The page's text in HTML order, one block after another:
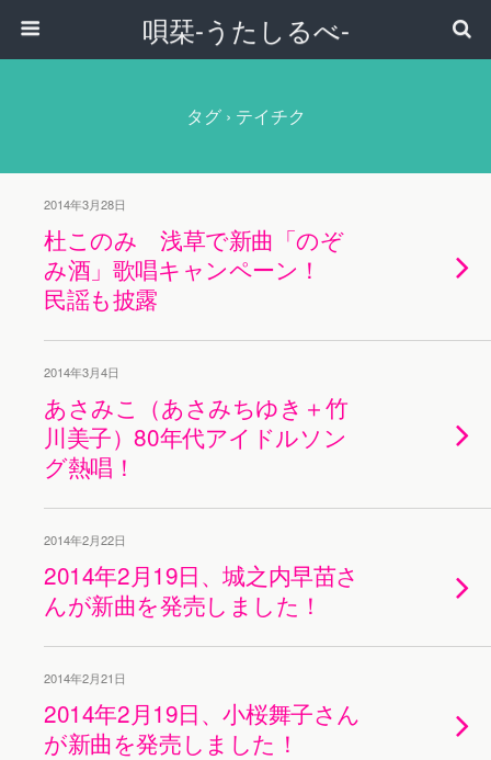
唄栞-うたしるべ-
タグ › テイチク
2014年3月28日
杜このみ 浅草で新曲「のぞ
み酒」歌唱キャンペーン！
民謡も披露
2014年3月4日
あさみこ（あさみちゆき＋竹
川美子）80年代アイドルソン
グ熱唱！
2014年2月22日
2014年2月19日、城之内早苗さ
んが新曲を発売しました！
2014年2月21日
2014年2月19日、小桜舞子さん
が新曲を発売しました！